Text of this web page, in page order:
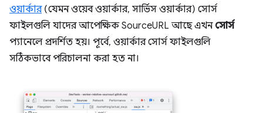
ওয়ার্কার(যেমন ওয়েব ওয়ার্কার, সার্ভিস ওয়ার্কার) সোর্স
ফাইলগুলি যাদের আপেক্ষিক SourceURL আছে এখন সোর্স
প্যানেলে প্রদর্শিত হয়। পূর্বে, ওয়ার্কার সোর্স ফাইলগুলি
সঠিকভাবে পরিচালনা করা হত না।